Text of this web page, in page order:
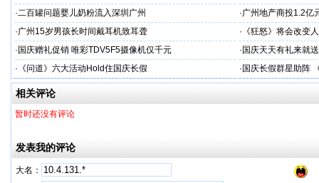
·二百罐问题婴儿奶粉流入深圳广州 ·广州地产商投1.2亿
·广州15岁男孩长时间戴耳机致耳聋 · 《狂怒》将会改变
· 国庆赠礼促销 唯彩TDV5F5摄像机仅千元 · 国庆天天有礼来就
· 《问道》六大活动Hold住国庆长假 · 国庆长假群星助阵
相关评论
暂时还没有评论
发表我的评论
大名：